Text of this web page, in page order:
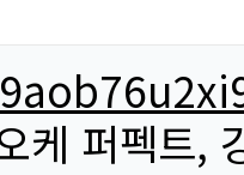
케 퍼펙트,